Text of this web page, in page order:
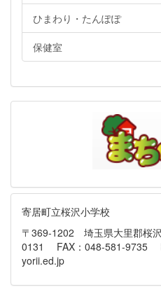
ひまわり・たんぽぽ
保健室
寄居町立桜沢小学校
〒369-1202 埼玉県大里郡桜
0131 FAX：048-581-9735
yorii.ed.jp